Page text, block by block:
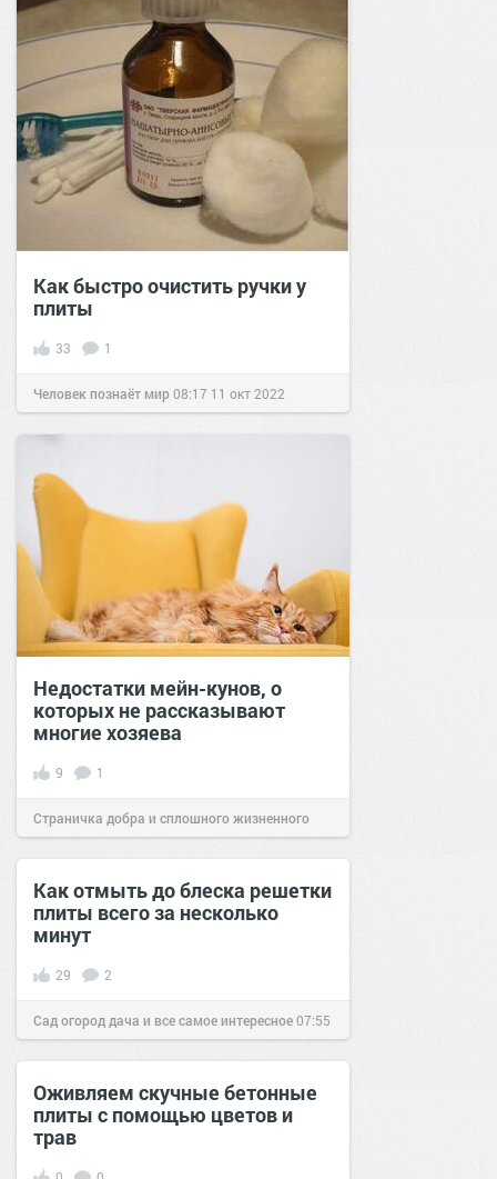
Как быстро очистить ручки у
плиты
33 1
Человек познаёт мир08:17 11 окт 2022
Недостатки мейн-кунов, о
которых не рассказывают
многие хозяева
9 1
Страничка добра и сплошного жизненного
позитива!07:21 11 окт 2024
Как отмыть до блеска решетки
плиты всего за несколько
минут
29 2
Сад огород дача и все самое интересное07:55
05 фев 2019
Оживляем скучные бетонные
плиты с помощью цветов и
трав